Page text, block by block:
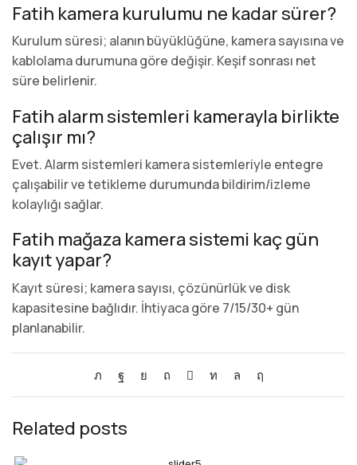
Fatih kamera kurulumu ne kadar sürer?
Kurulum süresi; alanın büyüklüğüne, kamera sayısına ve
kablolama durumuna göre değişir. Keşif sonrası net
süre belirlenir.
Fatih alarm sistemleri kamerayla birlikte
çalışır mı?
Evet. Alarm sistemleri kamera sistemleriyle entegre
çalışabilir ve tetikleme durumunda bildirim/izleme
kolaylığı sağlar.
Fatih mağaza kamera sistemi kaç gün
kayıt yapar?
Kayıt süresi; kamera sayısı, çözünürlük ve disk
kapasitesine bağlıdır. İhtiyaca göre 7/15/30+ gün
planlanabilir.
Related posts